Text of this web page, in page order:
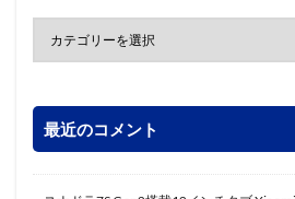
最近のコメント